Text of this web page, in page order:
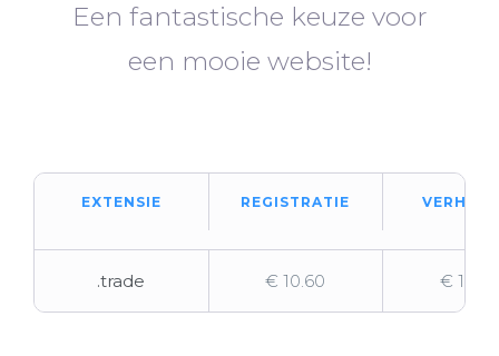
Een fantastische keuze voor
een mooie website!
EXTENSIE REGISTRATIE
.trade € 10.60 €